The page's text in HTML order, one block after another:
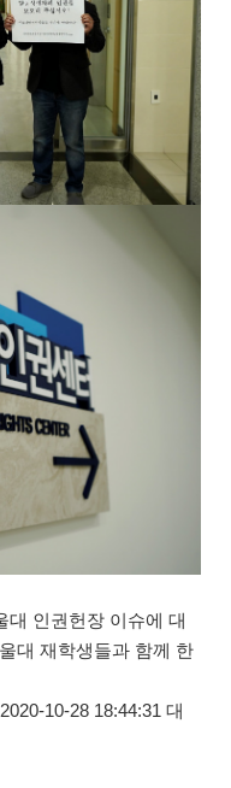
대 인권헌장 이슈에 대
대 재학생들과 함께 한
10-28 18:44:31 대